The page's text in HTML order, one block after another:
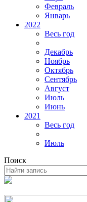
Февраль
Январь
2022
Весь год
Декабрь
Ноябрь
Октябрь
Сентябрь
Август
Июль
Июнь
2021
Весь год
Июль
Поиск